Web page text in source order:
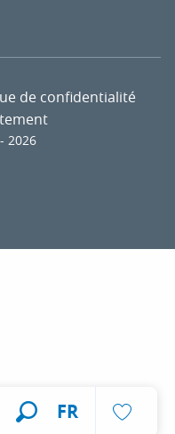
FR
2026
de confidentialité